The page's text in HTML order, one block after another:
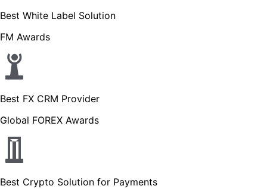
Best White Label Solution
FM Awards
Best FX CRM Provider
Global FOREX Awards
Best Crypto Solution for Payments